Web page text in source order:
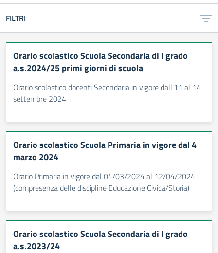
FILTRI
Risultati di ricerca
Orario scolastico Scuola Secondaria di I grado
a.s.2024/25 primi giorni di scuola
Orario scolastico docenti Secondaria in vigore dall'11 al 14
settembre 2024
Orario scolastico Scuola Primaria in vigore dal 4
marzo 2024
Orario Primaria in vigore dal 04/03/2024 al 12/04/2024
(compresenza delle discipline Educazione Civica/Storia)
Orario scolastico Scuola Secondaria di I grado
a.s.2023/24